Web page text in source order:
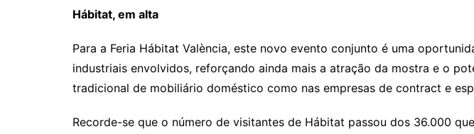
Hábitat, em alta
Para a Feria Hábitat València, este novo evento conjunto é uma
industriais envolvidos, reforçando ainda mais a atração da mostra e o
tradicional de mobiliário doméstico como nas empresas de contract e
Recorde-se que o número de visitantes de Hábitat passou dos 36.000